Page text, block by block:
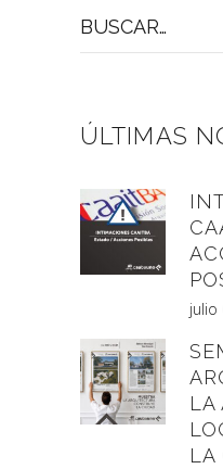
por:
ÚLTIMAS
julio
LA
LA